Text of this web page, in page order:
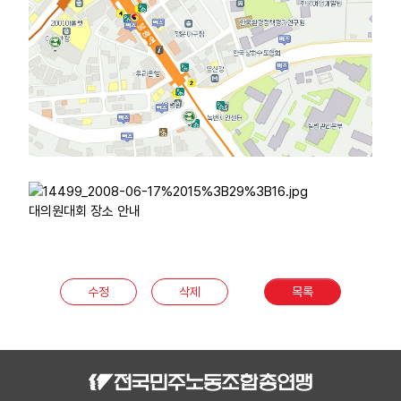
대의원대회 장소 안내
수정 삭제 목록